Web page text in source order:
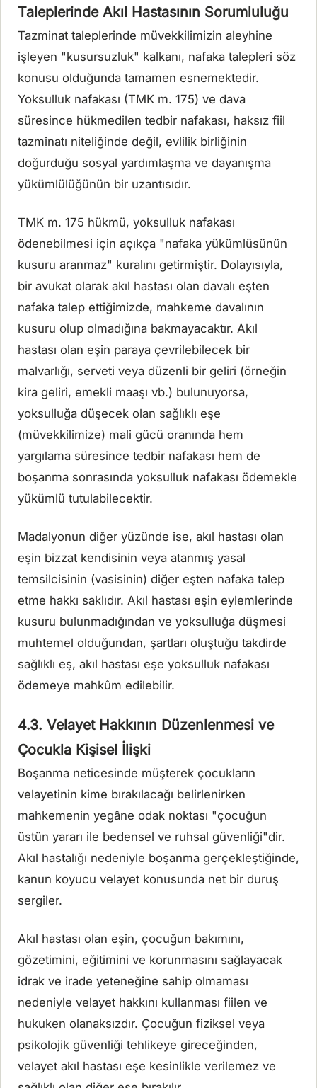
Taleplerinde Akıl Hastasının Sorumluluğu
Tazminat taleplerinde müvekkilimizin aleyhine
işleyen "kusursuzluk" kalkanı, nafaka talepleri söz
konusu olduğunda tamamen esnemektedir.
Yoksulluk nafakası (TMK m. 175) ve dava
süresince hükmedilen tedbir nafakası, haksız fiil
tazminatı niteliğinde değil, evlilik birliğinin
doğurduğu sosyal yardımlaşma ve dayanışma
yükümlülüğünün bir uzantısıdır.
TMK m. 175 hükmü, yoksulluk nafakası
ödenebilmesi için açıkça "nafaka yükümlüsünün
kusuru aranmaz" kuralını getirmiştir. Dolayısıyla,
bir avukat olarak akıl hastası olan davalı eşten
nafaka talep ettiğimizde, mahkeme davalının
kusuru olup olmadığına bakmayacaktır. Akıl
hastası olan eşin paraya çevrilebilecek bir
malvarlığı, serveti veya düzenli bir geliri (örneğin
kira geliri, emekli maaşı vb.) bulunuyorsa,
yoksulluğa düşecek olan sağlıklı eşe
(müvekkilimize) mali gücü oranında hem
yargılama süresince tedbir nafakası hem de
boşanma sonrasında yoksulluk nafakası ödemekle
yükümlü tutulabilecektir.
Madalyonun diğer yüzünde ise, akıl hastası olan
eşin bizzat kendisinin veya atanmış yasal
temsilcisinin (vasisinin) diğer eşten nafaka talep
etme hakkı saklıdır. Akıl hastası eşin eylemlerinde
kusuru bulunmadığından ve yoksulluğa düşmesi
muhtemel olduğundan, şartları oluştuğu takdirde
sağlıklı eş, akıl hastası eşe yoksulluk nafakası
ödemeye mahkûm edilebilir.
4.3. Velayet Hakkının Düzenlenmesi ve
Çocukla Kişisel İlişki
Boşanma neticesinde müşterek çocukların
velayetinin kime bırakılacağı belirlenirken
mahkemenin yegâne odak noktası "çocuğun
üstün yararı ile bedensel ve ruhsal güvenliği"dir.
Akıl hastalığı nedeniyle boşanma gerçekleştiğinde,
kanun koyucu velayet konusunda net bir duruş
sergiler.
Akıl hastası olan eşin, çocuğun bakımını,
gözetimini, eğitimini ve korunmasını sağlayacak
idrak ve irade yeteneğine sahip olmaması
nedeniyle velayet hakkını kullanması fiilen ve
hukuken olanaksızdır. Çocuğun fiziksel veya
psikolojik güvenliği tehlikeye gireceğinden,
velayet akıl hastası eşe kesinlikle verilemez ve